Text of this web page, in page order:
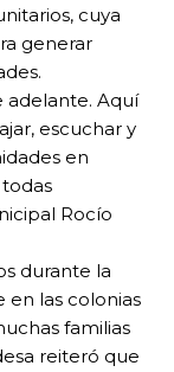
cuya
generar
adelante. Aquí
escuchar y
en
Rocío
durante la
en las colonias
familias
reiteró que